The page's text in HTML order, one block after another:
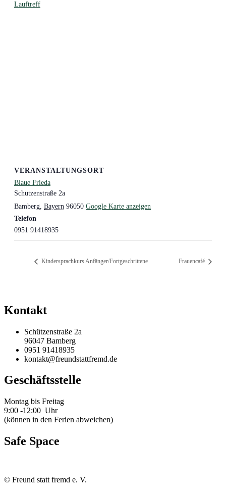
Lauftreff
VERANSTALTUNGSORT
Blaue Frieda
Schützenstraße 2a
Bamberg Bayern 96050 Google Karte anzeigen
Telefon
0951 91418935
Kindersprachkurs Anfänger/Fortgeschrittene Frauencafé
Kontakt
Schützenstraße 2a
96047 Bamberg
0951 91418935
kontakt@freundstattfremd.de
Geschäftsstelle
Montag bis Freitag
9:00 -12:00 Uhr
(können in den Ferien abweichen)
Safe Space
© Freund statt fremd e. V.